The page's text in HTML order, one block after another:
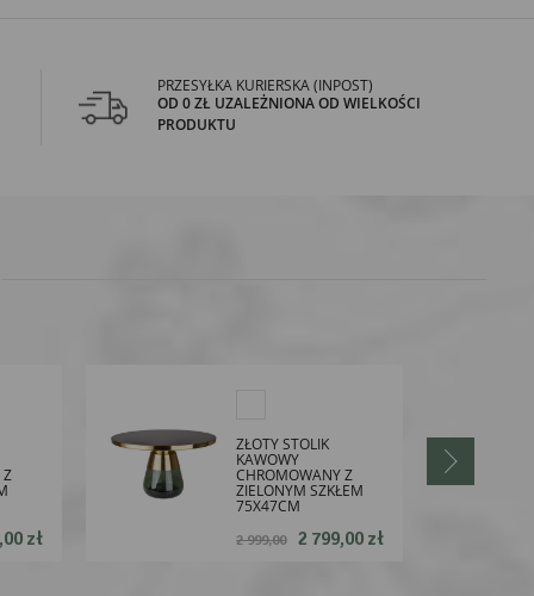
PRZESYŁKA KURIERSKA (INPOST)
OD 0 ZŁ UZALEŻNIONA OD WIELKOŚCI
PRODUKTU
Z
zł
ZŁOTY STOLIK
KAWOWY
CHROMOWANY Z
ZIELONYM SZKŁEM
75X47CM
2 999,00 2 799,00 zł